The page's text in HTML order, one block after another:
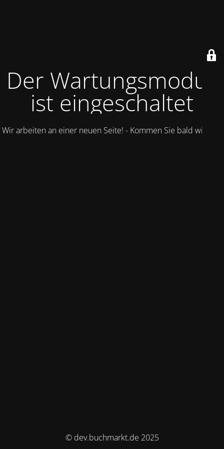
Der Wartungsmodus
ist eingeschaltet
Wir arbeiten an einer neuen Seite! - Kommen Sie bald wieder.
© dev.buchmarkt.de 2025